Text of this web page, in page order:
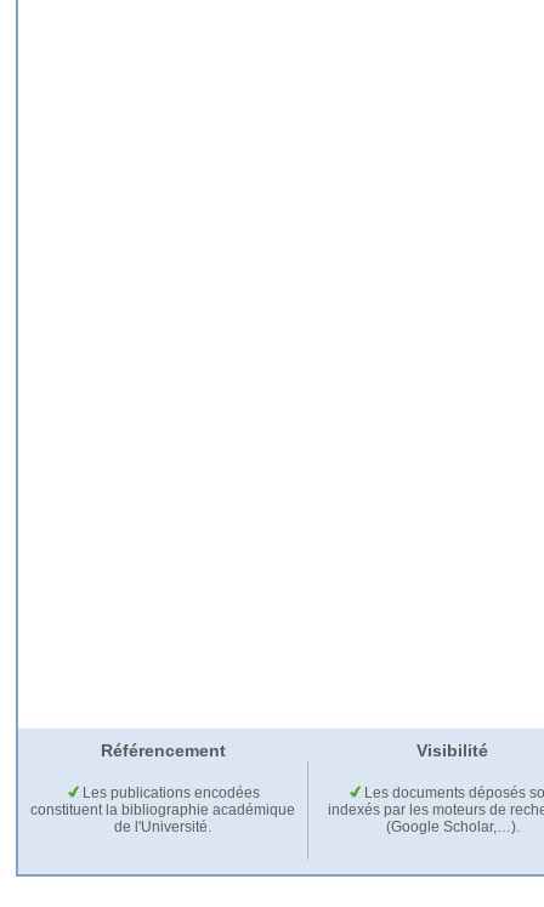
Référencement Visibilité
Les publications encodées
constituent la bibliographie académique
de l'Université.
Les documents déposés
indexés par les moteurs de
(Google Scholar,…).